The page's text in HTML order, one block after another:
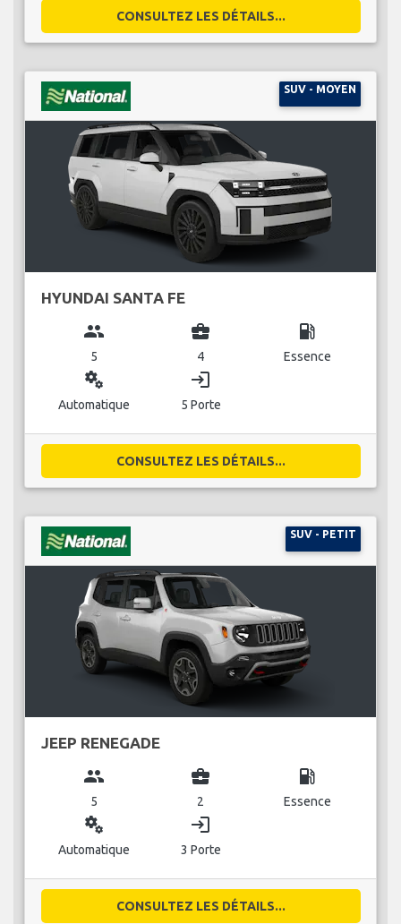
CONSULTEZ LES DÉTAILS...
SUV - MOYEN
HYUNDAI SANTA FE
group
5
business_center
4
local_gas_station
Essence
miscellaneous_services
Automatique
login
5 Porte
CONSULTEZ LES DÉTAILS...
SUV - PETIT
JEEP RENEGADE
group
5
business_center
2
local_gas_station
Essence
miscellaneous_services
Automatique
login
3 Porte
CONSULTEZ LES DÉTAILS...